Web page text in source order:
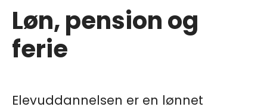
Løn, pension og
ferie
Elevuddannelsen er en lønnet